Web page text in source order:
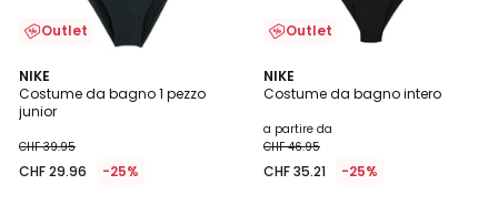
Outlet
NIKE
Costume da bagno 1 pezzo
junior
CHF 39.95
CHF 29.96 -25%
Outlet
NIKE
Costume da bagno intero
a partire da
CHF 46.95
CHF 35.21 -25%
1.4
/ 5
2
Colori